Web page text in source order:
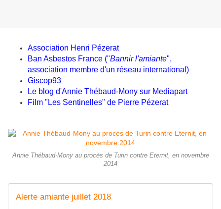
Association Henri Pézerat
Ban Asbestos France ("Bannir l'amiante",
association membre d'un réseau international)
Giscop93
Le blog d'Annie Thébaud-Mony sur Mediapart
Film "Les Sentinelles" de Pierre Pézerat
Annie Thébaud-Mony au procès de Turin contre Eternit, en novembre
2014
Alerte amiante juillet 2018